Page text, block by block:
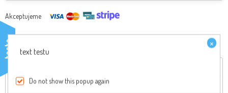
Akceptujeme
Originálny diel, pre viac informácií nás kontaktujte
testo ×
text testu
Do not show this popup again